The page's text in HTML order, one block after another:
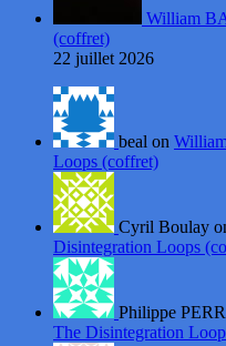
William
(coffret)
22 juillet 2026
beal on
Loops (coffret)
Cyril Boulay
Disintegration Loops
Philippe
The Disintegration